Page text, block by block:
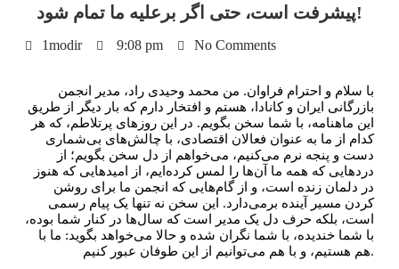
پیشرفت است، حتی اگر برعلیه ما تمام شود!
1modir 9:08 pm No Comments
با سلام و احترام فراوان. من محمد وحیدی راد، مدیر انجمن
بازرگانی ایران و کانادا، هستم و افتخار دارم که بار دیگر از طریق
این ماهنامه، با شما سخن بگویم. در این روزهای پرتلاطم، که هر
کدام از ما به عنوان فعالان اقتصادی، با چالش‌های بی‌شماری
دست و پنجه نرم می‌کنیم، می‌خواهم از دل سخن بگویم؛ از
دردهایی که همه ما آن‌ها را لمس کرده‌ایم، از امیدهایی که هنوز
در دلمان زنده است، و از گام‌هایی که انجمن ما برای روشن
کردن مسیر آینده برمی‌دارد. این سخن نه تنها یک پیام رسمی
است، بلکه حرف دل یک مدیر است که سال‌ها در کنار شما بوده،
با شما خندیده، با شما نگران شده و حالا می‌خواهد بگوید: ما با
هم هستیم، و با هم می‌توانیم از این طوفان عبور کنیم.